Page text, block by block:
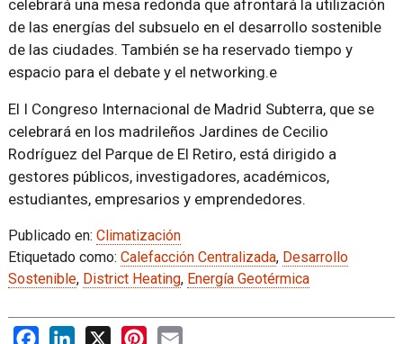
celebrará una mesa redonda que afrontará la utilización
de las energías del subsuelo en el desarrollo sostenible
de las ciudades. También se ha reservado tiempo y
espacio para el debate y el networking.e
El I Congreso Internacional de Madrid Subterra, que se
celebrará en los madrileños Jardines de Cecilio
Rodríguez del Parque de El Retiro, está dirigido a
gestores públicos, investigadores, académicos,
estudiantes, empresarios y emprendedores.
Publicado en: Climatización
Etiquetado como: Calefacción Centralizada, Desarrollo
Sostenible, District Heating, Energía Geotérmica
FacebookLinkedIn
X PinterestEmail